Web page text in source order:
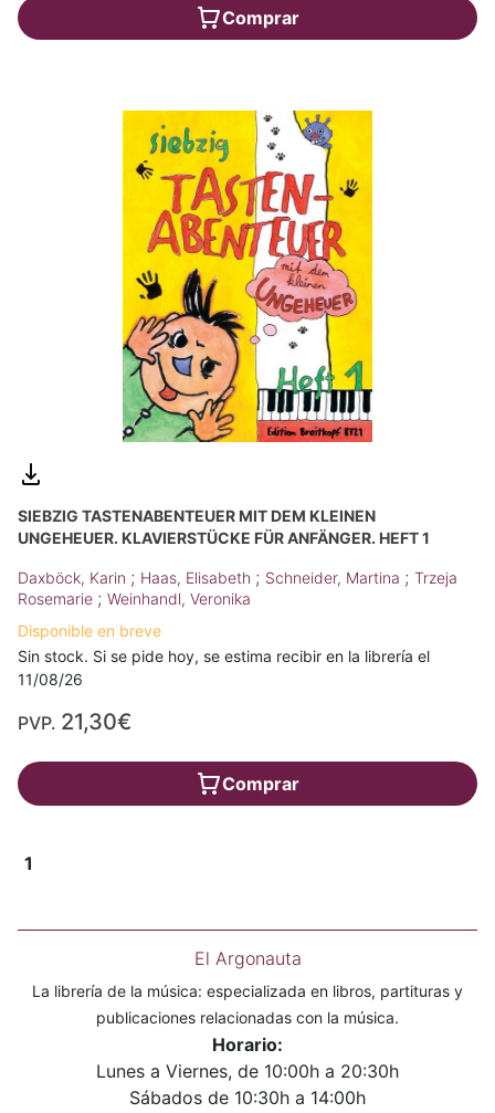
Comprar
SIEBZIG TASTENABENTEUER MIT DEM KLEINEN
UNGEHEUER. KLAVIERSTÜCKE FÜR ANFÄNGER. HEFT 1
Daxböck, Karin ; Haas, Elisabeth ; Schneider, Martina ; Trzeja
Rosemarie ; Weinhandl, Veronika
Disponible en breve
Sin stock. Si se pide hoy, se estima recibir en la librería el
11/08/26
PVP. 21,30€
Comprar
1
El Argonauta
La librería de la música: especializada en libros, partituras y
publicaciones relacionadas con la música.
Horario:
Lunes a Viernes, de 10:00h a 20:30h
Sábados de 10:30h a 14:00h